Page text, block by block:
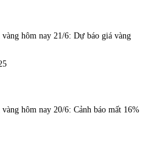
vàng hôm nay 21/6: Dự báo giá vàng
vàng hôm nay 20/6: Cảnh báo mất 16%